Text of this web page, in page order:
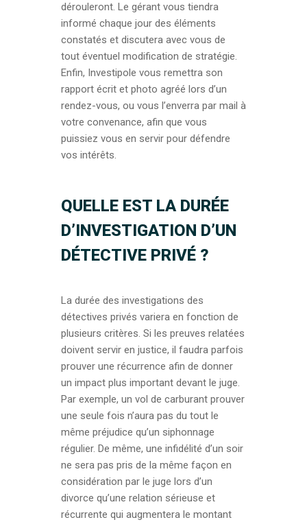
dérouleront. Le gérant vous tiendra
informé chaque jour des éléments
constatés et discutera avec vous de
tout éventuel modification de stratégie.
Enfin, Investipole vous remettra son
rapport écrit et photo agréé lors d’un
rendez-vous, ou vous l’enverra par mail à
votre convenance, afin que vous
puissiez vous en servir pour défendre
vos intérêts.
QUELLE EST LA DURÉE
D’INVESTIGATION D’UN
DÉTECTIVE PRIVÉ ?
La durée des investigations des
détectives privés variera en fonction de
plusieurs critères. Si les preuves relatées
doivent servir en justice, il faudra parfois
prouver une récurrence afin de donner
un impact plus important devant le juge.
Par exemple, un vol de carburant prouver
une seule fois n’aura pas du tout le
même préjudice qu’un siphonnage
régulier. De même, une infidélité d’un soir
ne sera pas pris de la même façon en
considération par le juge lors d’un
divorce qu’une relation sérieuse et
récurrente qui augmentera le montant